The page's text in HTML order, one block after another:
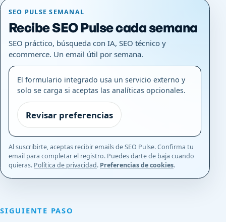
SEO PULSE SEMANAL
Recibe SEO Pulse cada semana
SEO práctico, búsqueda con IA, SEO técnico y
ecommerce. Un email útil por semana.
El formulario integrado usa un servicio externo y
solo se carga si aceptas las analíticas opcionales.
Revisar preferencias
Al suscribirte, aceptas recibir emails de SEO Pulse. Confirma tu
email para completar el registro. Puedes darte de baja cuando
quieras. Política de privacidad. Preferencias de cookies.
SIGUIENTE PASO